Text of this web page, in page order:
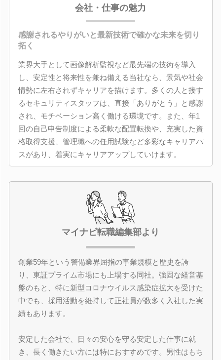
会社・仕事の魅力
感謝されるやりがいと最新技術で確かな未来を切り
拓く
業界大手として画像解析監視など最先端の技術を導入
し、安定性と将来性を兼ね備える当社なら、景気や社会
情勢に左右されずキャリアを描けます。多くの人と接す
るセキュリティスタッフは、直接「ありがとう」と感謝
され、モチベーション高く働ける環境です。また、年1
回の自己申告制度による柔軟な配置転換や、充実した資
格取得支援、管理職への任用試験など多彩なキャリアパ
スがあり、着実にキャリアアップしていけます。
マイナビ転職編集部より
創業59年という警備業界屈指の事業規模と歴史を誇
り、東証プライム市場にも上場する同社。強固な経営基
盤のもと、特に新型コロナウイルス感染症拡大を受けた
中でも、採用活動を維持して正社員が数多く入社した実
績もあります。
安定した会社で、日々の安心を守る安定した仕事に就
き、長く働きたい方には特におすすめです。男性はもち